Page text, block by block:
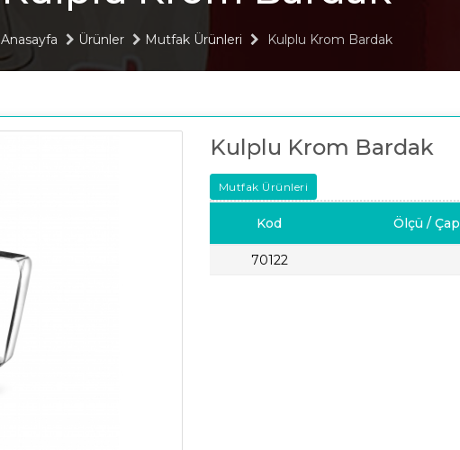
Anasayfa Ürünler Mutfak Ürünleri Kulplu Krom Bardak
Kulplu Krom Bardak
Mutfak Ürünleri
Kod Ölçü / Çap
70122